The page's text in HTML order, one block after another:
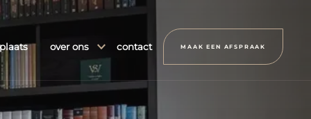
over ons contact MAAK EEN AFSPRAAK